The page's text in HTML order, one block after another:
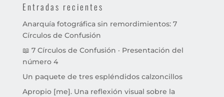
Entradas recientes
Anarquía fotográfica sin remordimientos: 7
Círculos de Confusión
📖 7 Círculos de Confusión · Presentación del
número 4
Un paquete de tres espléndidos calzoncillos
Apropio [me]. Una reflexión visual sobre la